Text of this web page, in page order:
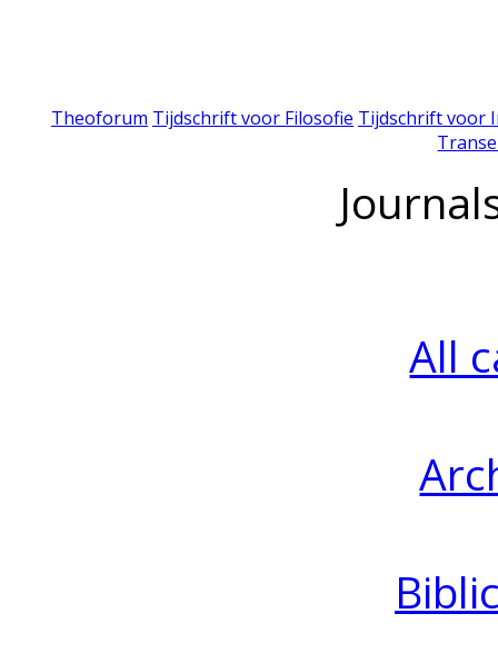
Theoforum Tijdschrift voor Filosofie Tijdschrift voor
All